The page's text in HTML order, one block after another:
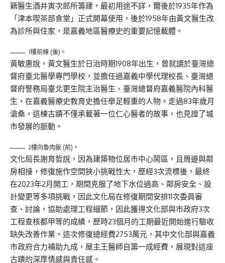
籍醫生酒井寅次郎所籌建，最初用途不詳，爾後於1935年作為
「津本喫茶部食堂」正式開幕使用，後於1958年由黃文醫生改
為診所與住家，是嘉義地區醫療史的重要記憶載體。
1樓前棟 (後)。
黃敏惠說，黃文醫生於日治時期1908年出生，曾就讀於臺灣總
督府臺北醫學專門學校，並擔任過嘉義中學代理校長、臺灣總
督府警務局臺北更生院主治醫生、臺灣總督府嘉義醫院內科醫
生，在嘉義醫療史教育史擔任舉足輕重的人物。走過83年歲月
滄桑，這棟古蹟不僅承載著一位仁心醫者的故事，也見證了城
市發展的脈動。
2樓向魯肉飯 (前)。
文化局長謝育哲說，因為建築物位居市中心鬧區，且周邊與鄰
房相接，修復施作空間狹小挑戰性大，歷經3次流標後，最終
在2023年2月開工，期間克服了地下水位過高、鄰房安全、設
計變更等多項挑戰，因此文化局在修復期間安排11次委員審
查、討論，協助處理工程細節，因此獲得文化部與市政府3次
工程查核都甲等的成績，歷時23個月的工期最近開始進行驗收
缺失改善作業。這次修復總經費2753萬元，其中文化部與嘉義
市政府合力補助九成，屋主王醫師自籌一成經費，展現對這座
古蹟的深厚情感與責任感。